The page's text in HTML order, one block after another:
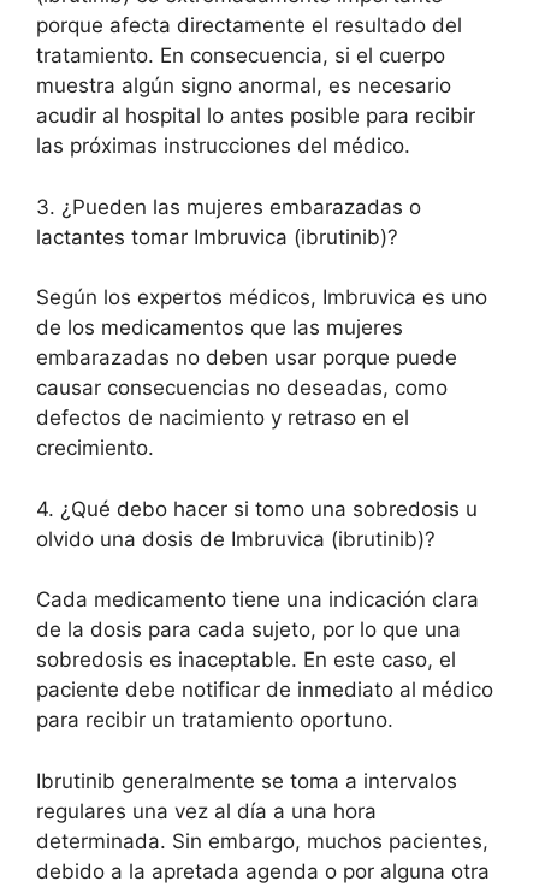
porque afecta directamente el resultado del
tratamiento. En consecuencia, si el cuerpo
muestra algún signo anormal, es necesario
acudir al hospital lo antes posible para recibir
las próximas instrucciones del médico.
3. ¿Pueden las mujeres embarazadas o
lactantes tomar Imbruvica (ibrutinib)?
Según los expertos médicos, Imbruvica es uno
de los medicamentos que las mujeres
embarazadas no deben usar porque puede
causar consecuencias no deseadas, como
defectos de nacimiento y retraso en el
crecimiento.
4. ¿Qué debo hacer si tomo una sobredosis u
olvido una dosis de Imbruvica (ibrutinib)?
Cada medicamento tiene una indicación clara
de la dosis para cada sujeto, por lo que una
sobredosis es inaceptable. En este caso, el
paciente debe notificar de inmediato al médico
para recibir un tratamiento oportuno.
Ibrutinib generalmente se toma a intervalos
regulares una vez al día a una hora
determinada. Sin embargo, muchos pacientes,
debido a la apretada agenda o por alguna otra